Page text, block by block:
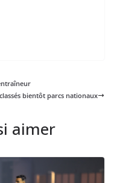
bientôt parcs nationaux
aimer